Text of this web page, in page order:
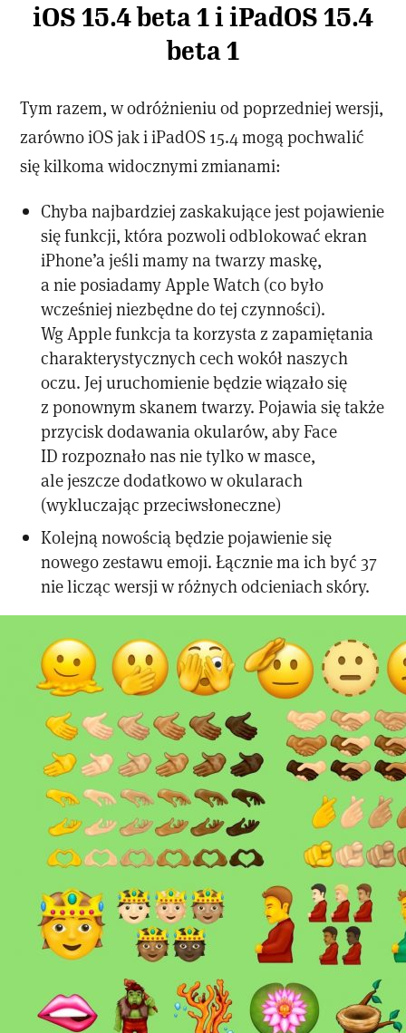
iOS 15.4 beta 1 i iPadOS 15.4
beta 1
Tym razem, w odróżnieniu od poprzedniej wersji,
zarówno iOS jak i iPadOS 15.4 mogą pochwalić
się kilkoma widocznymi zmianami:
Chyba najbardziej zaskakujące jest pojawienie
się funkcji, która pozwoli odblokować ekran
iPhone’a jeśli mamy na twarzy maskę,
a nie posiadamy Apple Watch (co było
wcześniej niezbędne do tej czynności).
Wg Apple funkcja ta korzysta z zapamiętania
charakterystycznych cech wokół naszych
oczu. Jej uruchomienie będzie wiązało się
z ponownym skanem twarzy. Pojawia się także
przycisk dodawania okularów, aby Face
ID rozpoznało nas nie tylko w masce,
ale jeszcze dodatkowo w okularach
(wykluczając przeciwsłoneczne)
Kolejną nowością będzie pojawienie się
nowego zestawu emoji. Łącznie ma ich być 37
nie licząc wersji w różnych odcieniach skóry.